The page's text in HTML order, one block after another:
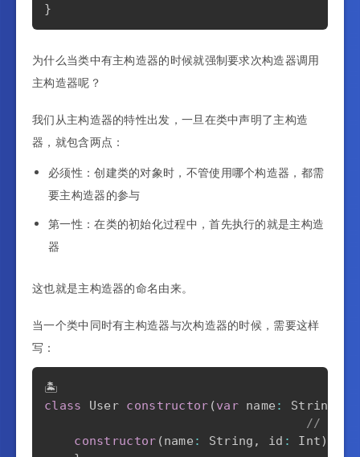
}
为什么当类中有主构造器的时候就强制要求次构造器调用
主构造器呢？
我们从主构造器的特性出发，一旦在类中声明了主构造
器，就包含两点：
必须性：创建类的对象时，不管使用哪个构造器，都需
要主构造器的参与
第一性：在类的初始化过程中，首先执行的就是主构造
器
这也就是主构造器的命名由来。
当一个类中同时有主构造器与次构造器的时候，需要这样
写：
class User constructor (var name : String
// 👇  👇
constructor (name : String , id : Int)